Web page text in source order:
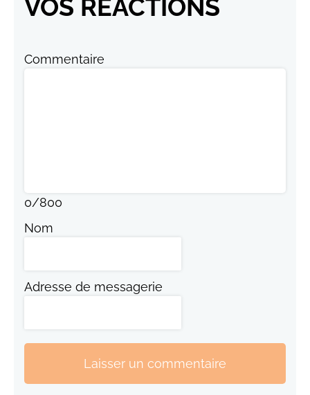
VOS RÉACTIONS
Commentaire
0/800
Nom
Adresse de messagerie
Laisser un commentaire